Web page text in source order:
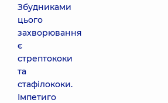
Збудниками
цього
захворювання
є
стрептококи
та
стафілококи.
Імпетиго